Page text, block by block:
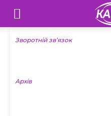
Телебачення
«Капрі»
Новини
Зворотній зв’язок
Архів